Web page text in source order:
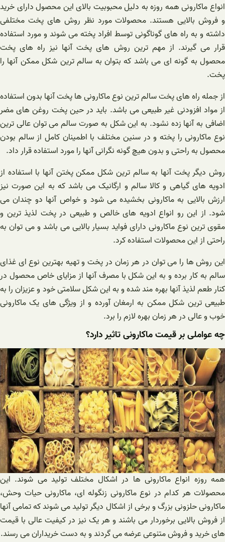
انواع ماکارونی همه روزه به دلیل محبوبیت بالای این محصول دارای خرید
و فروش بالایی هستند. محصولات مورد نظر روش های پخت مختلفی
داشته و به راه های گوناگونی توسط افراد پخته می شوند و مورد استفاده
قرار می گیرند. از مهم ترین روش های پخت آنها نیز راه های پخت
محصول به گونه ای می باشد که بتوان به سالم ترین شکل ممکن آنها را
پخت.
از جمله راه های پخت سالم ترین نوع ماکارونی ها پخت آنها بدون استفاده
از مواد افزودنی غیر طبیعی می باشد. باید در حین پخت روغن های مضر
اضافی به آنها زده نشود. به این شکل به صورت سالم می توان عالی ترین
نوع ماکارونی را پخته و در سنین مختلف با اطمینان کامل از سالم بودن
محصول به راحتی و بدون هیچ گونه نگرانی آنها را مورد استفاده قرار داد.
روش دیگر پخت آنها به سالم ترین شکل ممکن پختن آنها با استفاده از
ادویه های گیاهی و کالا سالم و ارگانیک می باشد که به این صورت نیز
ارزش بالایی به ماکارونی بخشیده می شود و خواص آنها دو چندان می
شود. از این رو انواع ادویه های خالص و طبیعی در پخت لذیذ ترین و
مقوی ترین نوع ماکارونی دارای فواید بسیار بالایی می باشد و می توان به
راحتی از این محصولات استفاده کرد.
این روش ها را می توان در هر زمان در پخت و تهیه بهترین نوع ای غذای
سالم به کار برده و به این شکل با مصرف آنها از مزایای خاص محصول در
کنار طعم لذیذ آنها بهره مند شده و به این شکل سلامتی خود و عزیزان را به
طبیعی ترین شکل ممکن به ارمغان آورده و از ویژگی های یک ماکارونی
خوب و عالی در هر زمان بهره لازم را برد.
چه عواملی بر قیمت ماکارونی تاثیر دارد؟
همه روزه انواع ماکارونی ها در اشکال مختلف تولید می شوند. این
محصولات هر کدام در نوع ماکارونی زنگوله ای، ماکارونی حیات وحش،
ماکارونی حلزونی بزرگ و برخی از اشکال دیگر تولید می شوند که تمامی آنها
از فروش بالایی برخوردار می باشند و هر یک نیز در کیفیت عالی با قیمت
های خرید و فروش متنوعی عرضه می گردند و به دست خریداران می رسند.